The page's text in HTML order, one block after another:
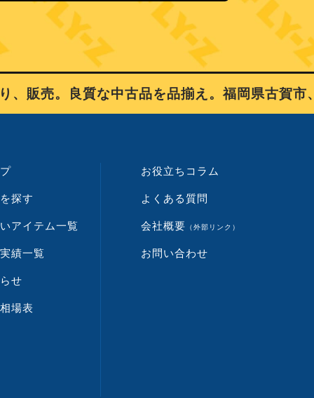
。良質な中古品を品揃え。福岡県古賀市
探す
アイテム一覧
績一覧
せ
場表
お役立ちコラム
よくある質問
会社概要 （外部リンク）
お問い合わせ